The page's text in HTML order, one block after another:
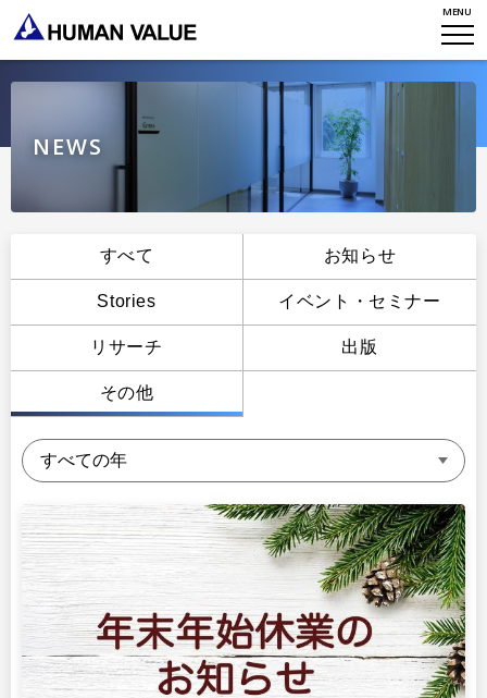
MENU
WHO WE ARE
会社概要
HVからのメッセージ
会社からのお知らせ
プライバシーポリシー
採用について
WHAT WE DO
組織変革
リーダーシップ
PMI
リサーチ
イベント・セミナー
STORIES
NEWS
イベント・セミナー
出版
CONTACT
NEWS
すべて お知らせ
Stories イベント・セミナー
リサーチ 出版
その他